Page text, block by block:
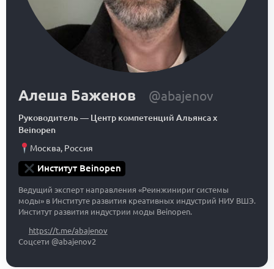
Алеша Баженов @abajenov
Руководитель— Центр компетенций Альянса x
Beinopen
Москва, Россия
Институт Beinopen
Ведущий эксперт направления «Реинжинириг системы
моды» в Институте развития креативных индустрий НИУ ВШЭ.
Институт развития индустрии моды Beinopen.
https://t.me/abajenov
Соцсети @abajenov2